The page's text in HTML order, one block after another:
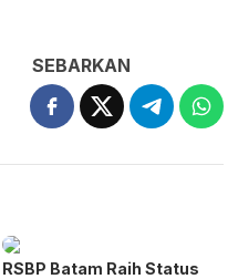
SEBARKAN
RSBP Batam Raih Status